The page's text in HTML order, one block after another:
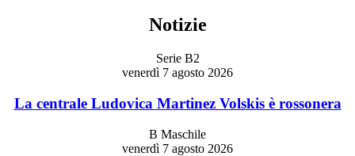
Notizie
Serie B2
venerdì 7 agosto 2026
La centrale Ludovica Martinez Volskis è rossonera
B Maschile
venerdì 7 agosto 2026